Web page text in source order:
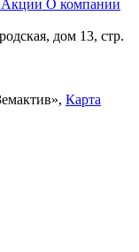
Акции О компании
дом 13, стр.
Карта